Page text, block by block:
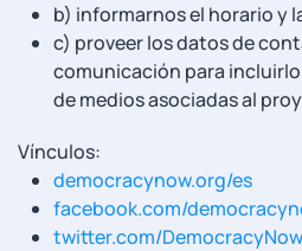
b) informarnos el horario y
c) proveer los datos de
comunicación para
de medios asociadas al
Vínculos:
democracynow.org/es
facebook.com/
twitter.com/